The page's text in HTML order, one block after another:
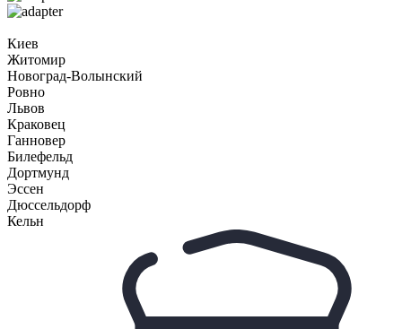
Киев
Житомир
Новоград-Волынский
Ровно
Львов
Краковец
Ганновер
Билефельд
Дортмунд
Эссен
Дюссельдорф
Кельн